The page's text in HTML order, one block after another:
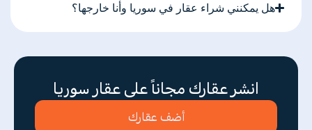
هل يمكنني شراء عقار في سوريا وأنا خارجها؟
انشر عقارك مجاناً على عقار سوريا
أضف عقارك